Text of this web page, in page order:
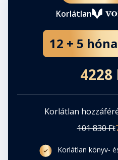
Korlátlan
12 + 5
4228
Korlátlan
101 830 Ft
Korlátlan könyv-